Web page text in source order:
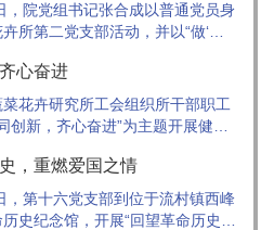
院党组书记张合成以普通党员身
所第二党支部活动，并以“做‘讲
关党委常务副书记姜梅林、副书
花卉所所长张友军、党委书记周
心奋进
卉研究所工会组织所干部职工
创新，齐心奋进”为主题开展健步
阳，活动人员从所外美丽的柳
发，途径研究生院、饲料所、环发
息所、...
，重燃爱国之情
，第十六党支部到位于流村镇西峰
史纪念馆，开展“回望革命历史，